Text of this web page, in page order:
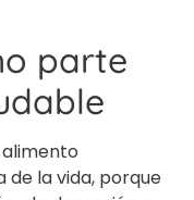
parte
alimento
la vida, porque